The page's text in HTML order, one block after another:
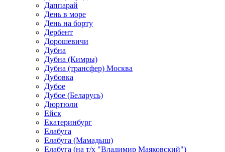
Даппарай
День в море
День на борту
Дербент
Дорошевичи
Дубна
Дубна (Кимры)
Дубна (трансфер) Москва
Дубовка
Дубое
Дубое (Беларусь)
Дюртюли
Ейск
Екатеринбург
Елабуга
Елабуга (Мамадыш)
Елабуга (на т/х "Владимир Маяковский")